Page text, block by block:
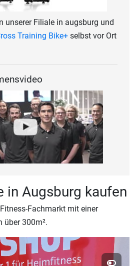
unserer Filiale in augsburg und
Training Bike+ selbst vor Ort
in Augsburg kaufen
Fachmarkt mit einer
über 300m².